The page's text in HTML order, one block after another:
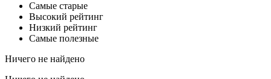
Самые старые
Высокий рейтинг
Низкий рейтинг
Самые полезные
Ничего не найдено